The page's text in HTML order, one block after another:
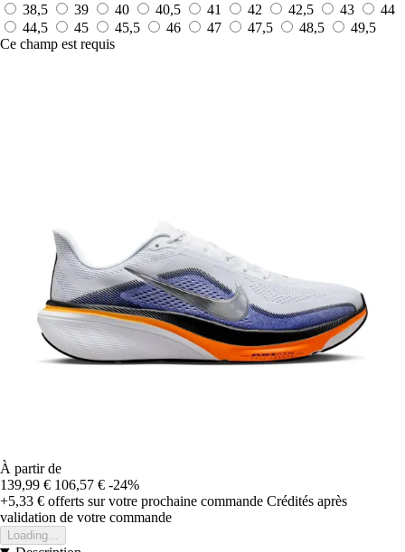
38,5
39 40 40,5 41 42 42,5 43
44
44,5
45 45,5 46 47 47,5 48,5
49,5
Ce champ est requis
À partir de
139,99 € 106,57 € -24%
+5,33 € offerts sur votre prochaine commande Crédités après
validation de votre commande
Loading...